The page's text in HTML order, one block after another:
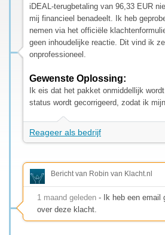
iDEAL-terugbetaling van 96,33 EUR
mij financieel benadeelt. Ik heb
nemen via het officiële
geen inhoudelijke reactie. Dit vind ik
onprofessioneel.
Gewenste Oplossing:
Ik eis dat het pakket onmiddellijk
status wordt gecorrigeerd, zodat ik
Reageer als bedrijf
Bericht van Robin van Klacht.nl
1 maand geleden - Ik heb een email
over deze klacht.